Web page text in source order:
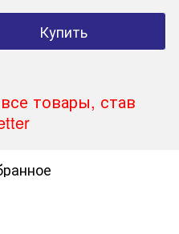
Купить
товары, став